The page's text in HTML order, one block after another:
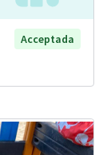
Acceptada